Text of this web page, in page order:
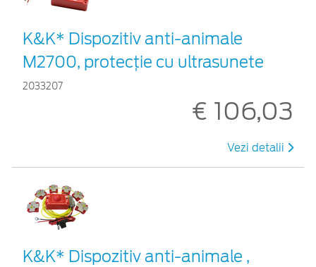
K&K* Dispozitiv anti-animale
M2700, protecție cu ultrasunete
2033207
€ 106,03
Vezi detalii
K&K* Dispozitiv anti-animale ,